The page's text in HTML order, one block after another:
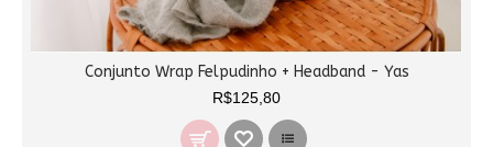
Conjunto Wrap Felpudinho + Headband - Yas
R$125,80